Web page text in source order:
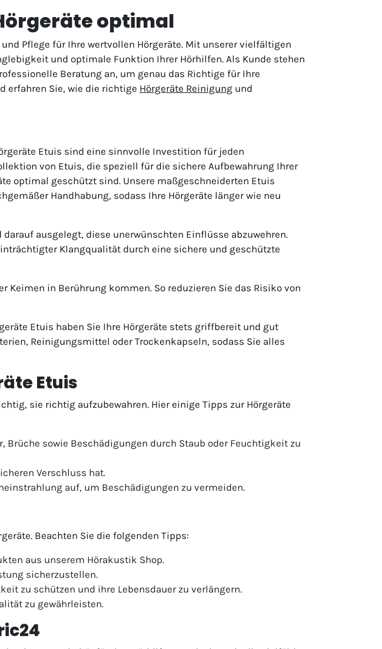
optimal
Pflege für Ihre wertvollen Hörgeräte. Mit unserer vielfältigen
und optimale Funktion Ihrer Hörhilfen. Als Kunde stehen
Beratung an, um genau das Richtige für Ihre
erfahren Sie, wie die richtige Hörgeräte Reinigung und
Etuis sind eine sinnvolle Investition für jeden
von Etuis, die speziell für die sichere Aufbewahrung Ihrer
optimal geschützt sind. Unsere maßgeschneiderten Etuis
Handhabung, sodass Ihre Hörgeräte länger wie neu
darauf ausgelegt, diese unerwünschten Einflüsse abzuwehren.
Klangqualität durch eine sichere und geschützte
Keimen in Berührung kommen. So reduzieren Sie das Risiko von
Etuis haben Sie Ihre Hörgeräte stets griffbereit und gut
Reinigungsmittel oder Trockenkapseln, sodass Sie alles
Etuis
sie richtig aufzubewahren. Hier einige Tipps zur Hörgeräte
Brüche sowie Beschädigungen durch Staub oder Feuchtigkeit zu
Verschluss hat.
auf, um Beschädigungen zu vermeiden.
Beachten Sie die folgenden Tipps:
aus unserem Hörakustik Shop.
sicherzustellen.
zu schützen und ihre Lebensdauer zu verlängern.
zu gewährleisten.